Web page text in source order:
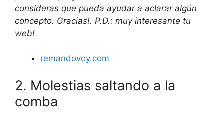
consideras que pueda ayudar a aclarar algún
concepto. Gracias!. P.D.: muy interesante tu
web!
remandovoy.com
2. Molestias saltando a la
comba